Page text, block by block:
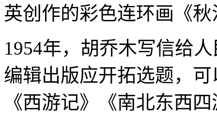
英创作的彩色连环画《
1954年，胡乔木写信给
编辑出版应开拓选题，
《西游记》《南北东西